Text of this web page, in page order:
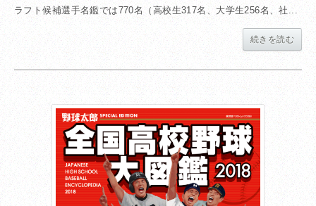
ラフト候補選手名鑑では770名（高校生317名、大学生256名、社...
続きを読む